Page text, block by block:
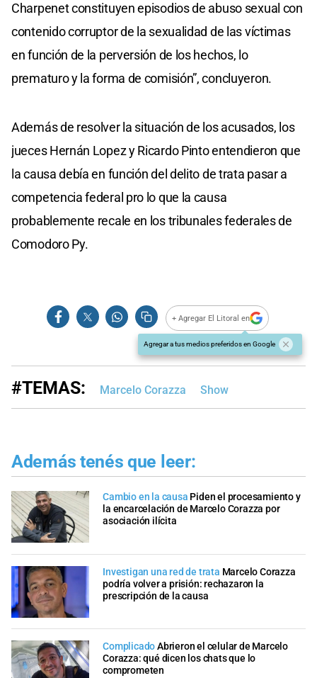
Charpenet constituyen episodios de abuso sexual con
contenido corruptor de la sexualidad de las víctimas
en función de la perversión de los hechos, lo
prematuro y la forma de comisión”, concluyeron.
Además de resolver la situación de los acusados, los
jueces Hernán Lopez y Ricardo Pinto entendieron que
la causa debía en función del delito de trata pasar a
competencia federal pro lo que la causa
probablemente recale en los tribunales federales de
Comodoro Py.
+ Agregar El Litoral en
Agregar a tus medios preferidos en Google
#TEMAS: Marcelo Corazza Show
Además tenés que leer:
Cambio en la causa Piden el procesamiento y
la encarcelación de Marcelo Corazza por
asociación ilícita
Investigan una red de trata Marcelo Corazza
podría volver a prisión: rechazaron la
prescripción de la causa
ComplicadoAbrieron el celular de Marcelo
Corazza: qué dicen los chats que lo
comprometen